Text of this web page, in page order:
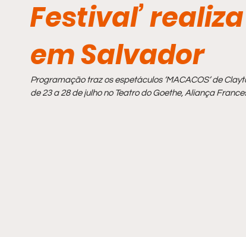
Comportamento
Festival’
em Salvador
Programação traz os espetáculos ‘MACACOS’ de
de 23 a 28 de julho no Teatro do Goethe, Aliança